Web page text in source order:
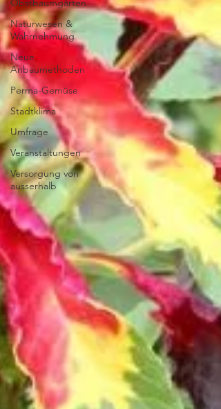
Obstbaumgärten
Naturwesen &
Wahrnehmung
Neue
Anbaumethoden
Perma-Gemüse
Stadtklima
Umfrage
Veranstaltungen
Versorgung von
ausserhalb